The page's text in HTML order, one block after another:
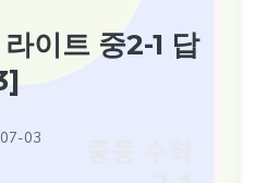
이트 중2-1 답
03